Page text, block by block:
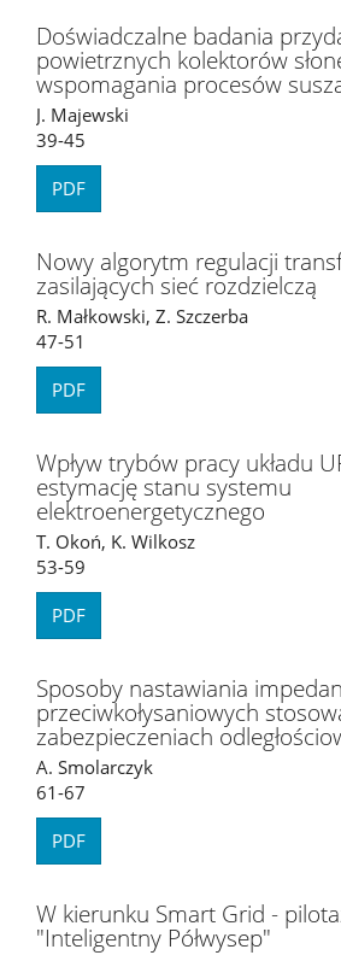
Doświadczalne badania
powietrznych kolektorów
wspomagania procesów
J. Majewski
39-45
PDF
Nowy algorytm regulacji
zasilających sieć rozdzielczą
R. Małkowski, Z. Szczerba
47-51
PDF
Wpływ trybów pracy układu
estymację stanu systemu
elektroenergetycznego
T. Okoń, K. Wilkosz
53-59
PDF
Sposoby nastawiania
przeciwkołysaniowych
zabezpieczeniach
A. Smolarczyk
61-67
PDF
W kierunku Smart Grid -
"Inteligentny Półwysep"